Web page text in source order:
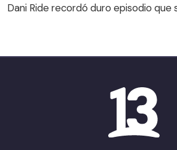
Dani Ride recordó duro episodio que